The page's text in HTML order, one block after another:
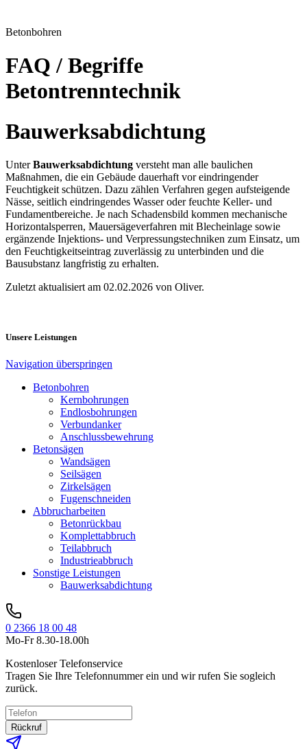
Betonbohren
FAQ / Begriffe
Betontrenntechnik
Bauwerksabdichtung
UnterBauwerksabdichtung versteht man alle baulichen
Maßnahmen, die ein Gebäude dauerhaft vor eindringender
Feuchtigkeit schützen. Dazu zählen Verfahren gegen aufsteigende
Nässe, seitlich eindringendes Wasser oder feuchte Keller- und
Fundamentbereiche. Je nach Schadensbild kommen mechanische
Horizontalsperren, Mauersägeverfahren mit Blecheinlage sowie
ergänzende Injektions- und Verpressungstechniken zum Einsatz, um
den Feuchtigkeitseintrag zuverlässig zu unterbinden und die
Bausubstanz langfristig zu erhalten.
Zuletzt aktualisiert am 02.02.2026 von Oliver.
Unsere Leistungen
Navigation überspringen
Betonbohren
Kernbohrungen
Endlosbohrungen
Verbundanker
Anschlussbewehrung
Betonsägen
Wandsägen
Seilsägen
Zirkelsägen
Fugenschneiden
Abbrucharbeiten
Betonrückbau
Komplettabbruch
Teilabbruch
Industrieabbruch
Sonstige Leistungen
Bauwerksabdichtung
0 2366 18 00 48
Mo-Fr 8.30-18.00h
Kostenloser Telefonservice
Tragen Sie Ihre Telefonnummer ein und wir rufen Sie sogleich
zurück.
Rückruf